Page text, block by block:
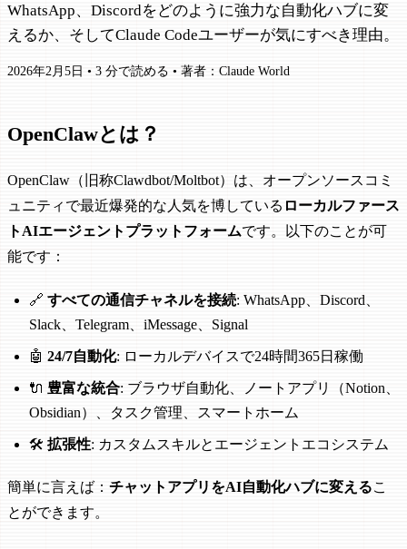
WhatsApp、Discordをどのように強力な自動化ハブに変
えるか、そしてClaude Codeユーザーが気にすべき理由。
2026年2月5日 • 3 分で読める • 著者：Claude World
OpenClawとは？
OpenClaw（旧称Clawdbot/Moltbot）は、オープンソースコミ
ュニティで最近爆発的な人気を博している ローカルファース
トAIエージェントプラットフォームです。以下のことが可
能です：
🔗 すべての通信チャネルを接続: WhatsApp、Discord、
Slack、Telegram、iMessage、Signal
🤖 24/7自動化: ローカルデバイスで24時間365日稼働
🔌 豊富な統合: ブラウザ自動化、ノートアプリ（Notion、
Obsidian）、タスク管理、スマートホーム
🛠️ 拡張性: カスタムスキルとエージェントエコシステム
簡単に言えば： チャットアプリをAI自動化ハブに変えるこ
とができます。